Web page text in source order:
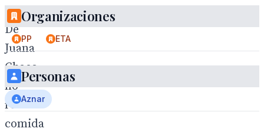
etarra
De
Juana
Chaos,
no
recibío
comida
Organizaciones
PP ETA
Personas
Aznar